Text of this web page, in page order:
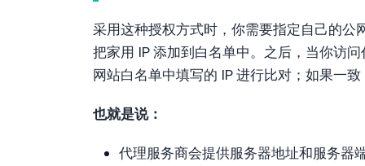
采用这种授权方式时，你需要指定自己的公
把家用 IP 添加到白名单中。之后，当你访
网站白名单中填写的 IP 进行比对；如果一
也就是说：
代理服务商会提供服务器地址和服务器